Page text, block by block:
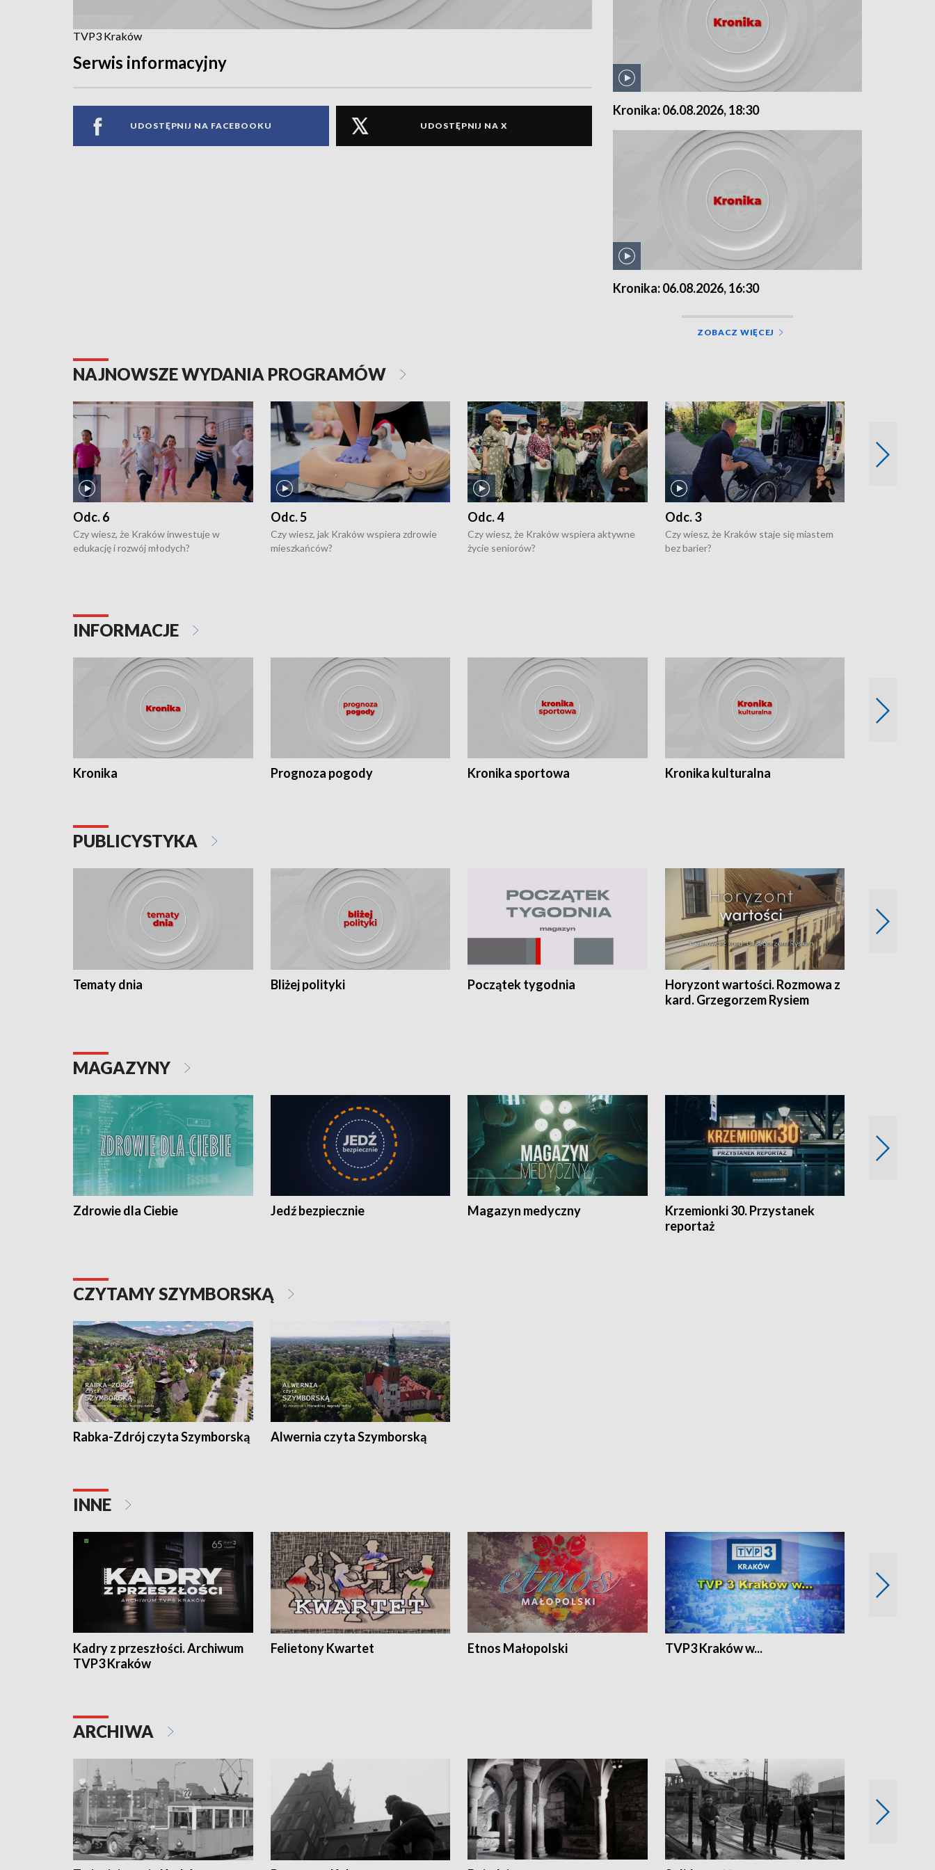
TVP3 Kraków
Serwis informacyjny
UDOSTĘPNIJ NA FACEBOOKU UDOSTĘPNIJ NA X
Kronika: 06.08.2026, 18:30
Kronika: 06.08.2026, 16:30
ZOBACZ WIĘCEJ
NAJNOWSZE WYDANIA PROGRAMÓW
Odc. 6
Czy wiesz, że Kraków inwestuje w
edukację i rozwój młodych?
Odc. 5
Czy wiesz, jak Kraków wspiera zdrowie
mieszkańców?
Odc. 4
Czy wiesz, że Kraków wspiera aktywne
życie seniorów?
Odc. 3
Czy wiesz, że Kraków staje się miastem
bez barier?
INFORMACJE
Kronika Prognoza pogody Kronika sportowa Kronika kulturalna
PUBLICYSTYKA
Tematy dnia Bliżej polityki Początek tygodnia
Horyzont wartości. Rozmowa z
kard. Grzegorzem Rysiem
MAGAZYNY
Zdrowie dla Ciebie Jedź bezpiecznie Magazyn medyczny
Krzemionki 30. Przystanek
reportaż
CZYTAMY SZYMBORSKĄ
Rabka-Zdrój czyta Szymborską Alwernia czyta Szymborską
INNE
Kadry z przeszłości. Archiwum
TVP3 Kraków
Felietony Kwartet Etnos Małopolski TVP3 Kraków w...
ARCHIWA